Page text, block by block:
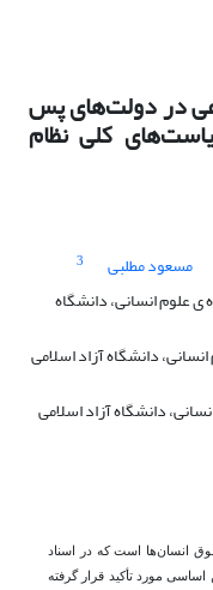
در دولت‌های پس
کلی نظام
مسعود مطلبی
3
علوم انسانی، دانشگاه
دانشگاه آزاد اسلامی
دانشگاه آزاد اسلامی
انسان‌ها
ست که در اسناد
اساسی مورد تأکید قرار گرفته